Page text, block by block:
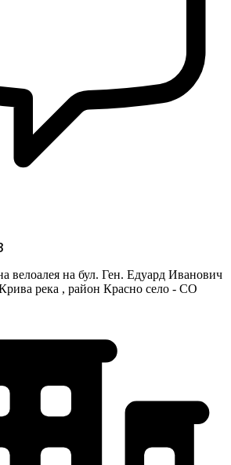
велоалея на бул. Ген. Едуард Иванович
река , район Красно село - СО